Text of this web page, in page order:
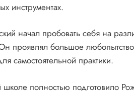
инструментах.
начал пробовать себя на
проявлял большое
самостоятельной практики.
полностью подготовило